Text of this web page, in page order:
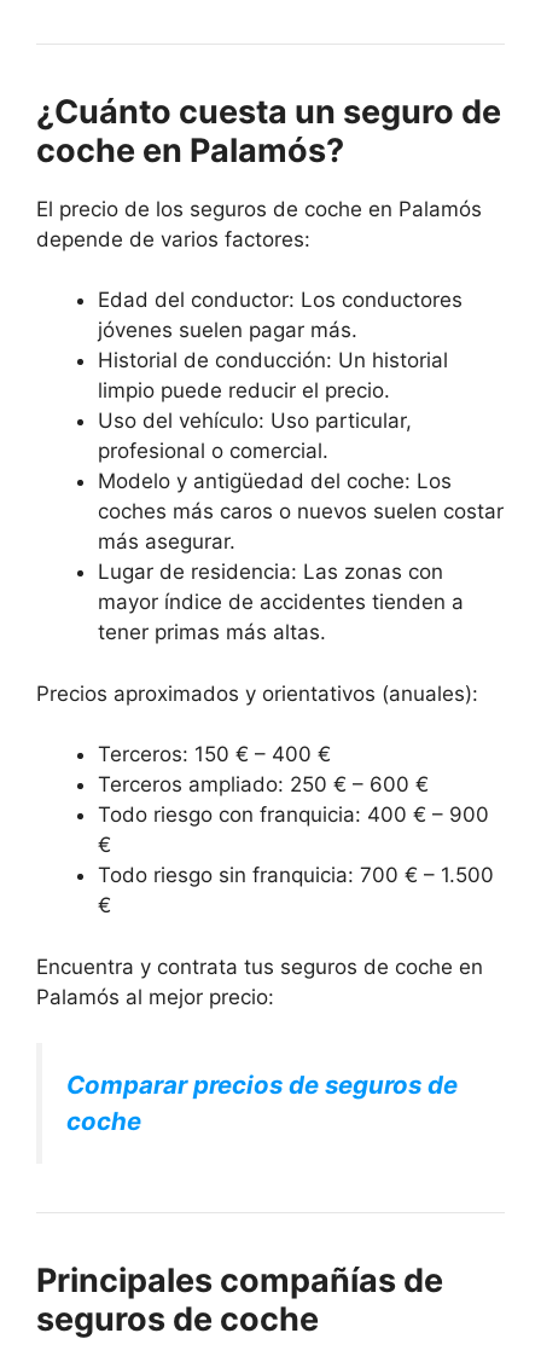
¿Cuánto cuesta un seguro de
coche en Palamós?
El precio de los seguros de coche en Palamós
depende de varios factores:
Edad del conductor: Los conductores
jóvenes suelen pagar más.
Historial de conducción: Un historial
limpio puede reducir el precio.
Uso del vehículo: Uso particular,
profesional o comercial.
Modelo y antigüedad del coche: Los
coches más caros o nuevos suelen costar
más asegurar.
Lugar de residencia: Las zonas con
mayor índice de accidentes tienden a
tener primas más altas.
Precios aproximados y orientativos (anuales):
Terceros: 150 € – 400 €
Terceros ampliado: 250 € – 600 €
Todo riesgo con franquicia: 400 € – 900
€
Todo riesgo sin franquicia: 700 € – 1.500
€
Encuentra y contrata tus seguros de coche en
Palamós al mejor precio:
Comparar precios de seguros de
coche
Principales compañías de
seguros de coche